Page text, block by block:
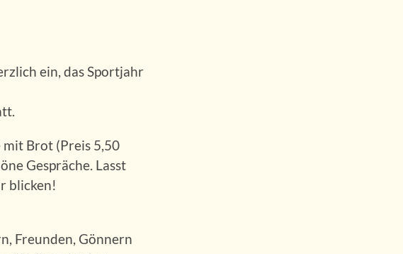
ein, das Sportjahr
mit Brot (Preis 5,50
Gespräche. Lasst
blicken!
Freunden, Gönnern